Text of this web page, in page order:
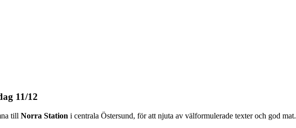
11/12
till Norra Station i centrala Östersund, för att njuta av välformulerade texter och god mat.